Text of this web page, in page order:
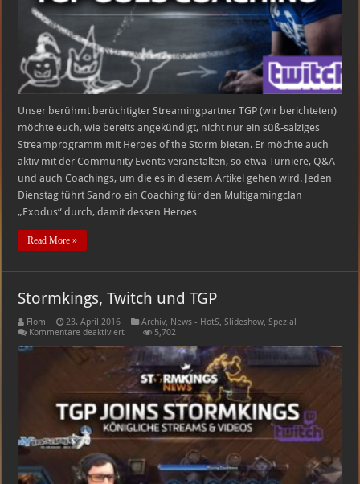
Unser berühmt berüchtigter Streamingpartner TGP (wir berichteten)
möchte euch, wie bereits angekündigt, nicht nur ein süß-salziges
Streamprogramm mit Heroes of the Storm bieten. Er möchte auch
aktiv mit der Community Events veranstalten, so etwa Turniere, Q&A
und auch Coachings, um die es in diesem Artikel gehen wird. Jeden
Dienstag führt Sandro ein Coaching für den Multigamingclan
„Exodus“ durch, damit dessen Heroes …
Read More »
Stormkings, Twitch und TGP
Flom 23. April 2016 Archiv, News - HotS,Slideshow,Spezial
Kommentare deaktiviertfür
Twitch
und
TGP
5,702